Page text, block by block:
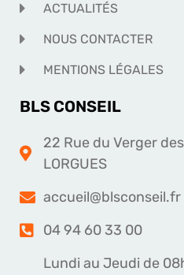
ACTUALITÉS
NOUS CONTACTER
MENTIONS LÉGALES
BLS CONSEIL
22 Rue du Verger
LORGUES
accueil@blsconseil.fr
04 94 60 33 00
Lundi au Jeudi de